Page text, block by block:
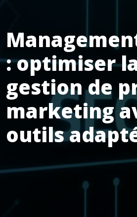
: optimiser
gestion de
marketing
outils